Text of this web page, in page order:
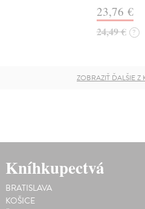
23,76 €
24,49 € ?
ZOBRAZIŤ ĎALŠIE Z
Kníhkupectvá
BRATISLAVA
KOŠICE